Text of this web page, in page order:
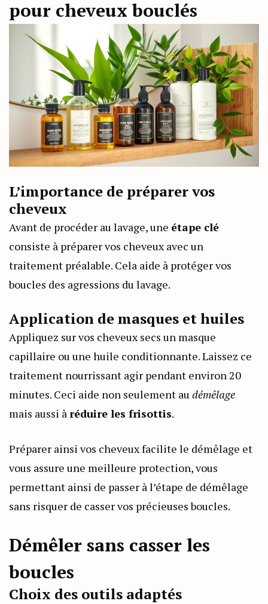
pour cheveux bouclés
L’importance de préparer vos
cheveux
Avant de procéder au lavage, une étape clé
consiste à préparer vos cheveux avec un
traitement préalable. Cela aide à protéger vos
boucles des agressions du lavage.
Application de masques et huiles
Appliquez sur vos cheveux secs un masque
capillaire ou une huile conditionnante. Laissez ce
traitement nourrissant agir pendant environ 20
minutes. Ceci aide non seulement au démêlage
mais aussi àréduire les frisottis.
Préparer ainsi vos cheveux facilite le démêlage et
vous assure une meilleure protection, vous
permettant ainsi de passer à l’étape de démêlage
sans risquer de casser vos précieuses boucles.
Démêler sans casser les
boucles
Choix des outils adaptés